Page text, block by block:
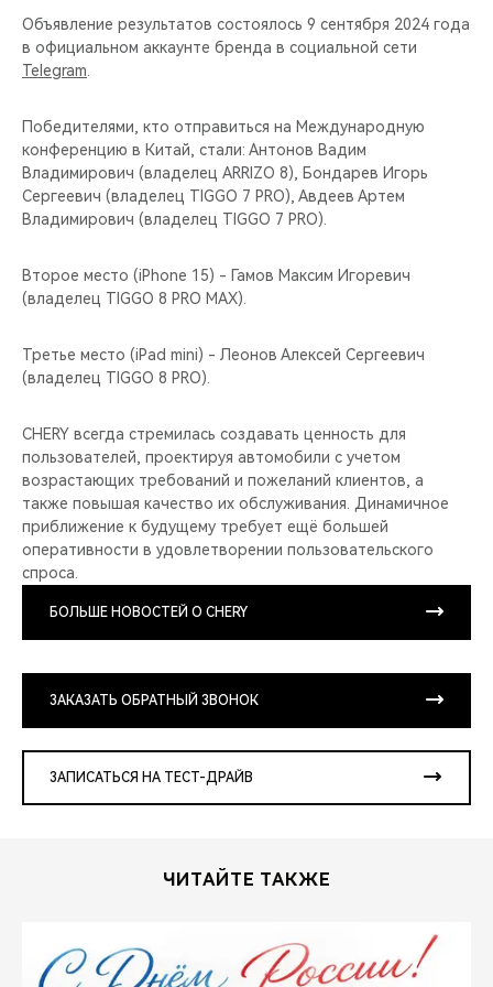
Объявление результатов состоялось 9 сентября 2024 года
в официальном аккаунте бренда в социальной сети
Telegram
Победителями, кто отправиться на Международную
конференцию в Китай, стали: Антонов Вадим
Владимирович (владелец ARRIZO 8), Бондарев Игорь
Сергеевич (владелец TIGGO 7 PRO), Авдеев Артем
Владимирович (владелец TIGGO 7 PRO).
Второе место (iPhone 15) - Гамов Максим Игоревич
(владелец TIGGO 8 PRO MAX).
Третье место (iPad mini) - Леонов Алексей Сергеевич
(владелец TIGGO 8 PRO).
CHERY всегда стремилась создавать ценность для
пользователей, проектируя автомобили с учетом
возрастающих требований и пожеланий клиентов, а
также повышая качество их обслуживания. Динамичное
приближение к будущему требует ещё большей
оперативности в удовлетворении пользовательского
спроса.
БОЛЬШЕ НОВОСТЕЙ О CHERY
ЗАКАЗАТЬ ОБРАТНЫЙ ЗВОНОК
ЗАПИСАТЬСЯ НА ТЕСТ-ДРАЙВ
ЧИТАЙТЕ ТАКЖЕ